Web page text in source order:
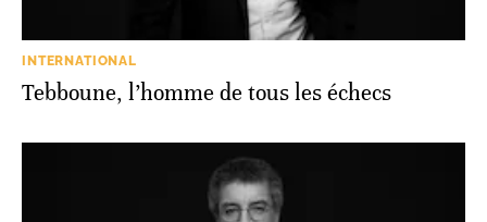
INTERNATIONAL
Tebboune, l’homme de tous les échecs